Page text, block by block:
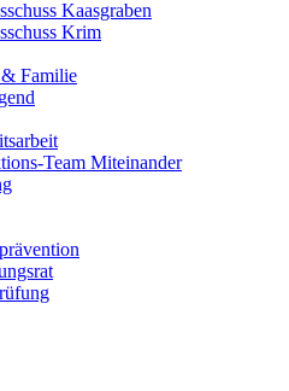
Kaasgraben
Krim
Familie
Team Miteinander